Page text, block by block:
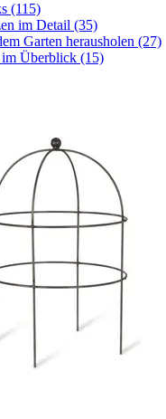
(115)
im Detail (35)
Garten herausholen (27)
im Überblick (15)